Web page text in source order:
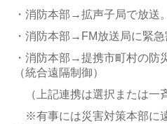
・消防本部→拡声子局で放送。
・消防本部→ FM放送局に緊急
・消防本部→提携市町村の防
（統合遠隔制御）
（上記連携は選択または一
※有事には災害対策本部に